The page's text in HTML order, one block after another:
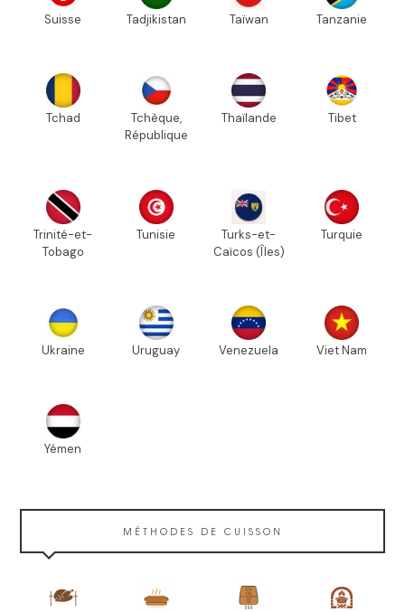
Suisse Tadjikistan Taïwan Tanzanie
Tchad
Tchèque,
République
Thaïlande Tibet
Trinité-et-
Tobago
Tunisie
Turks-et-
Caïcos (Îles)
Turquie
Ukraine Uruguay Venezuela Viet Nam
Yémen
MÉTHODES DE CUISSON